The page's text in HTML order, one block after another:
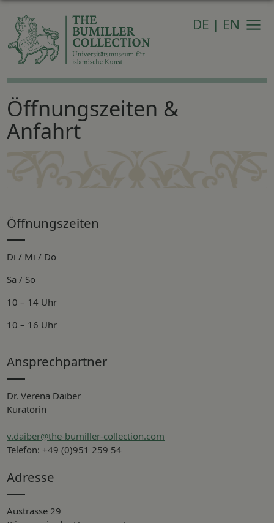
DE | EN
Öffnungszeiten &
Anfahrt
Öffnungszeiten
Di / Mi / Do
Sa / So
10 – 14 Uhr
10 – 16 Uhr
Ansprechpartner
Dr. Verena Daiber
Kuratorin
v.daiber@the-bumiller-collection.com
Telefon: +49 (0)951 259 54
Adresse
Austrasse 29